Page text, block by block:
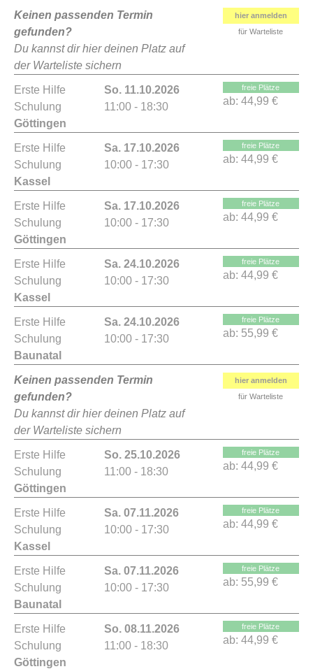
Keinen passenden Termin
gefunden?
Du kannst dir hier deinen Platz auf
der Warteliste sichern
hier anmelden
für Warteliste
Erste Hilfe
Schulung
Göttingen
So. 11.10.2026
11:00 - 18:30
freie Plätze
ab: 44,99 €
Erste Hilfe
Schulung
Kassel
Sa. 17.10.2026
10:00 - 17:30
freie Plätze
ab: 44,99 €
Erste Hilfe
Schulung
Göttingen
Sa. 17.10.2026
10:00 - 17:30
freie Plätze
ab: 44,99 €
Erste Hilfe
Schulung
Kassel
Sa. 24.10.2026
10:00 - 17:30
freie Plätze
ab: 44,99 €
Erste Hilfe
Schulung
Baunatal
Sa. 24.10.2026
10:00 - 17:30
freie Plätze
ab: 55,99 €
Keinen passenden Termin
gefunden?
Du kannst dir hier deinen Platz auf
der Warteliste sichern
hier anmelden
für Warteliste
Erste Hilfe
Schulung
Göttingen
So. 25.10.2026
11:00 - 18:30
freie Plätze
ab: 44,99 €
Erste Hilfe
Schulung
Kassel
Sa. 07.11.2026
10:00 - 17:30
freie Plätze
ab: 44,99 €
Erste Hilfe
Schulung
Baunatal
Sa. 07.11.2026
10:00 - 17:30
freie Plätze
ab: 55,99 €
Erste Hilfe
Schulung
Göttingen
So. 08.11.2026
11:00 - 18:30
freie Plätze
ab: 44,99 €